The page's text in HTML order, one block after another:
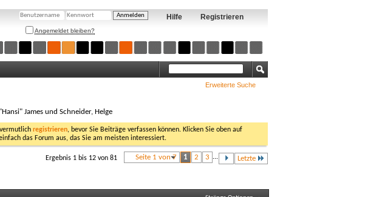
Registrieren
Hilfe
Angemeldet bleiben?
Erweiterte Suche
James und Schneider, Helge
registrieren, bevor Sie Beiträge verfassen können. Klicken Sie oben auf
das Forum aus, das Sie am meisten interessiert.
Seite 1 von 7 1 2 3 ... Letzte
Ergebnis 1 bis 12 von 81